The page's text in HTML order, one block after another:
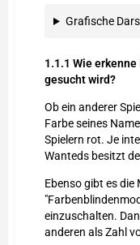
Grafische
1.1.1 Wie
gesucht wird?
Ob ein anderer
Farbe seines
Spielern rot. Je
Wanteds besitzt
Ebenso gibt es
einzuschalten.
anderen als Zahl